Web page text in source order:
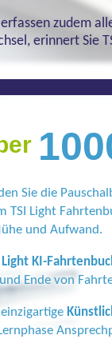
erfassen zudem
erinnert Sie
Sie die
TSI Light
und Aufwand.
Light KI-
Ende von